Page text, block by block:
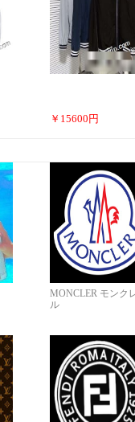
￥ 15600 円
MONCLER モンク
ル